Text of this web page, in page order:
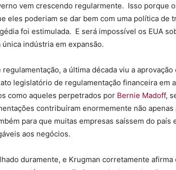
vem crescendo regularmente. Isso porque
eles poderiam se dar bem com uma política de
foi estimulada. E será impossível os EUA
indústria em expansão.
a última década viu a
legislatório de regulamentação financeira em
como aqueles perpetrados por Bernie Madoff,
contribuíram enormemente não apenas
para que muitas empresas saíssem do país
aos negócios.
duramente, e Krugman corretamente afirma